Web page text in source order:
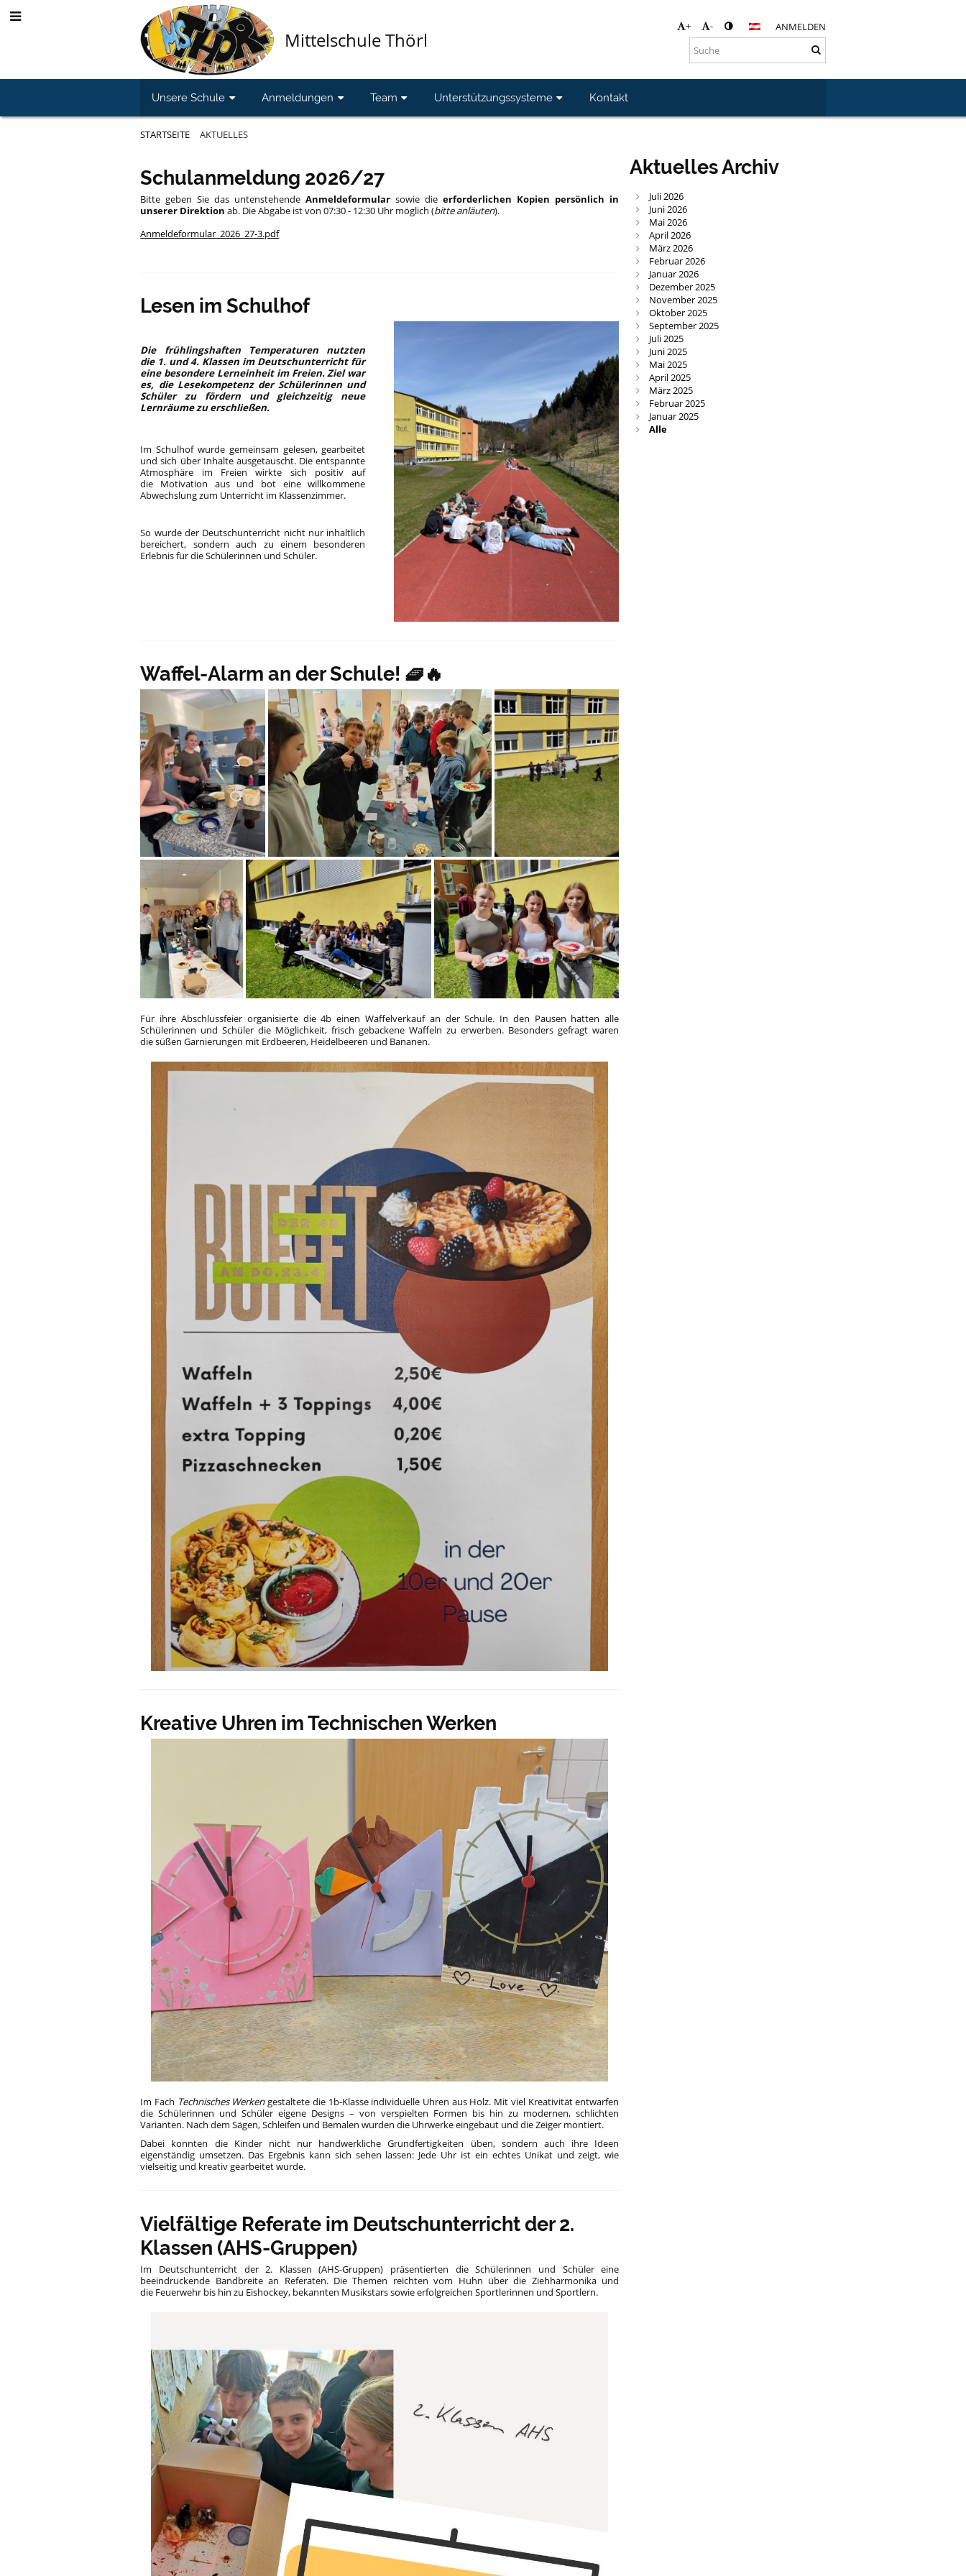
Mittelschule Thörl
+ - ANMELDEN
Unsere Schule Anmeldungen Team Unterstützungssysteme Kontakt
STARTSEITE AKTUELLES
Aktuelles
Schulanmeldung 2026/27
Bitte geben Sie das untenstehendeAnmeldeformular sowie die erforderlichen Kopien persönlich in
unserer Direktion ab. Die Abgabe ist von 07:30 - 12:30 Uhr möglich (bitte anläuten).
Anmeldeformular_2026_27-3.pdf
Lesen im Schulhof
Die frühlingshaften Temperaturen nutzten
die 1. und 4. Klassen im Deutschunterricht für
eine besondere Lerneinheit im Freien. Ziel war
es, die Lesekompetenz der Schülerinnen und
Schüler zu fördern und gleichzeitig neue
Lernräume zu erschließen.
Im Schulhof wurde gemeinsam gelesen, gearbeitet
und sich über Inhalte ausgetauscht. Die entspannte
Atmosphäre im Freien wirkte sich positiv auf
die Motivation aus und bot eine willkommene
Abwechslung zum Unterricht im Klassenzimmer.
So wurde der Deutschunterricht nicht nur inhaltlich
bereichert, sondern auch zu einem besonderen
Erlebnis für die Schülerinnen und Schüler.
Waffel-Alarm an der Schule! 🧇🔥
Für ihre Abschlussfeier organisierte die 4b einen Waffelverkauf an der Schule. In den Pausen hatten alle
Schülerinnen und Schüler die Möglichkeit, frisch gebackene Waffeln zu erwerben. Besonders gefragt waren
die süßen Garnierungen mit Erdbeeren, Heidelbeeren und Bananen.
Kreative Uhren im Technischen Werken
Im Fach Technisches Werken gestaltete die 1b-Klasse individuelle Uhren aus Holz. Mit viel Kreativität entwarfen
die Schülerinnen und Schüler eigene Designs – von verspielten Formen bis hin zu modernen, schlichten
Varianten. Nach dem Sägen, Schleifen und Bemalen wurden die Uhrwerke eingebaut und die Zeiger montiert.
Dabei konnten die Kinder nicht nur handwerkliche Grundfertigkeiten üben, sondern auch ihre Ideen
eigenständig umsetzen. Das Ergebnis kann sich sehen lassen: Jede Uhr ist ein echtes Unikat und zeigt, wie
vielseitig und kreativ gearbeitet wurde.
Vielfältige Referate im Deutschunterricht der 2.
Klassen (AHS-Gruppen)
Im Deutschunterricht der 2. Klassen (AHS-Gruppen) präsentierten die Schülerinnen und Schüler eine
beeindruckende Bandbreite an Referaten. Die Themen reichten vom Huhn über die Ziehharmonika und
die Feuerwehr bis hin zu Eishockey, bekannten Musikstars sowie erfolgreichen Sportlerinnen und Sportlern.
Aktuelles Archiv
Juli 2026
Juni 2026
Mai 2026
April 2026
März 2026
Februar 2026
Januar 2026
Dezember 2025
November 2025
Oktober 2025
September 2025
Juli 2025
Juni 2025
Mai 2025
April 2025
März 2025
Februar 2025
Januar 2025
Alle